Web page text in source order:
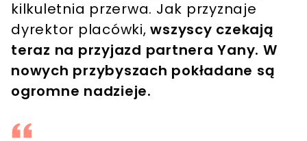
kilkuletnia przerwa. Jak przyznaje
dyrektor placówki,wszyscy czekają
teraz na przyjazd partnera Yany. W
nowych przybyszach pokładane są
ogromne nadzieje.